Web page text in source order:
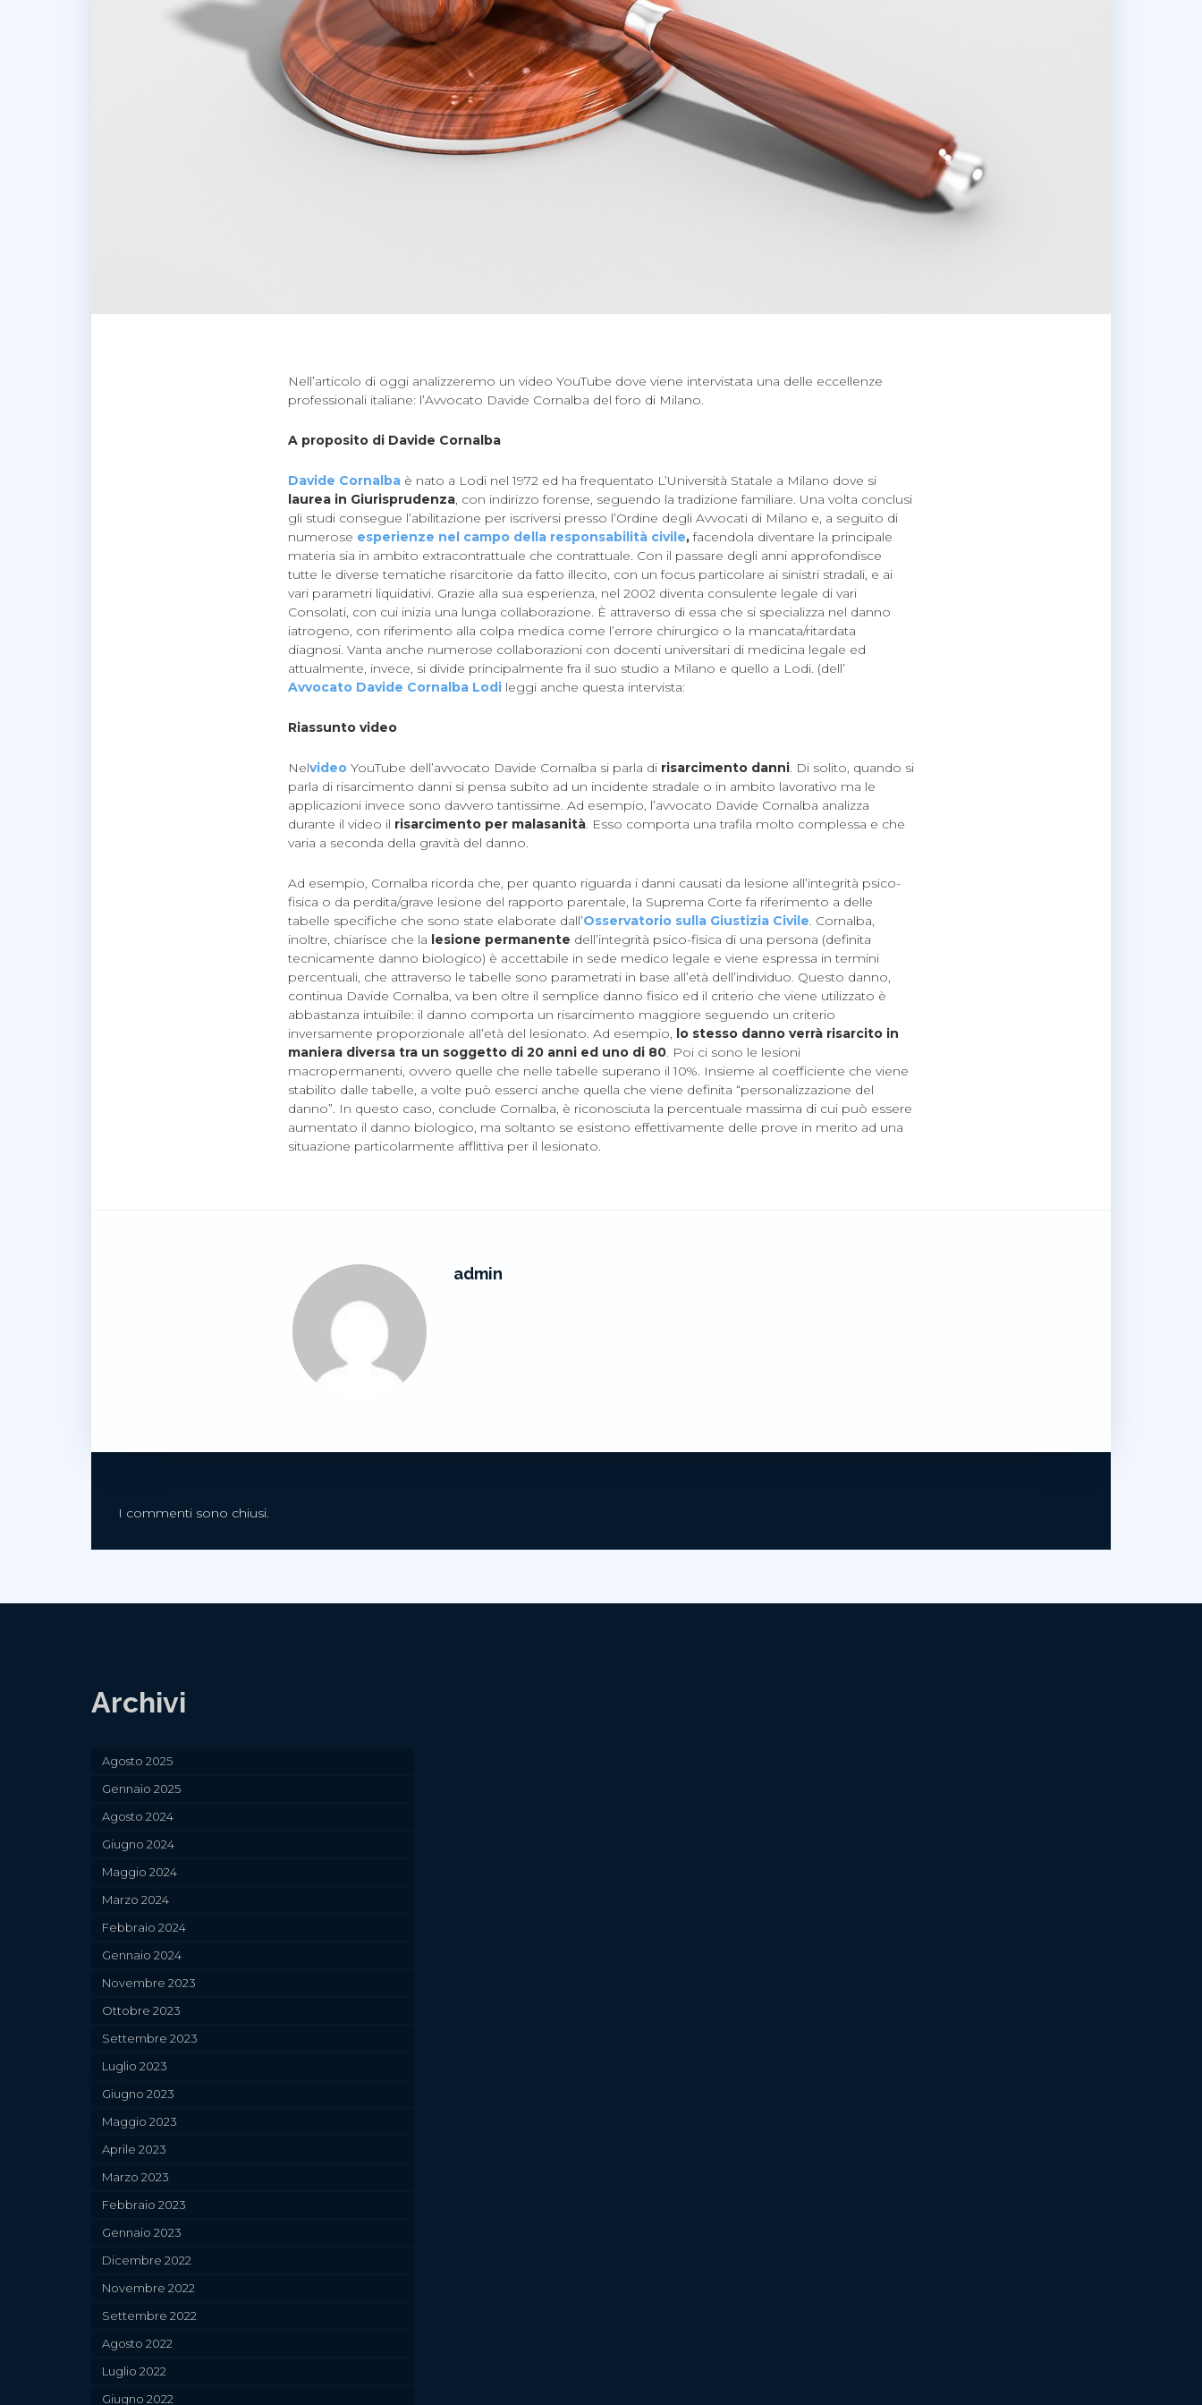
Nell’articolo di oggi analizzeremo un video YouTube dove viene intervistata una delle eccellenze
professionali italiane: l’Avvocato Davide Cornalba del foro di Milano.
A proposito di Davide Cornalba
Davide Cornalba è nato a Lodi nel 1972 ed ha frequentato L’Università Statale a Milano dove si
laurea in Giurisprudenza, con indirizzo forense, seguendo la tradizione familiare. Una volta conclusi
gli studi consegue l’abilitazione per iscriversi presso l’Ordine degli Avvocati di Milano e, a seguito di
numerose esperienze nel campo della responsabilità civile,facendola diventare la principale
materia sia in ambito extracontrattuale che contrattuale. Con il passare degli anni approfondisce
tutte le diverse tematiche risarcitorie da fatto illecito, con un focus particolare ai sinistri stradali, e ai
vari parametri liquidativi. Grazie alla sua esperienza, nel 2002 diventa consulente legale di vari
Consolati, con cui inizia una lunga collaborazione. È attraverso di essa che si specializza nel danno
iatrogeno, con riferimento alla colpa medica come l’errore chirurgico o la mancata/ritardata
diagnosi. Vanta anche numerose collaborazioni con docenti universitari di medicina legale ed
attualmente, invece, si divide principalmente fra il suo studio a Milano e quello a Lodi. (dell’
Avvocato Davide Cornalba Lodi leggi anche questa intervista:
Riassunto video
Nelvideo YouTube dell’avvocato Davide Cornalba si parla di risarcimento danni. Di solito, quando si
parla di risarcimento danni si pensa subito ad un incidente stradale o in ambito lavorativo ma le
applicazioni invece sono davvero tantissime. Ad esempio, l’avvocato Davide Cornalba analizza
durante il video il risarcimento per malasanità. Esso comporta una trafila molto complessa e che
varia a seconda della gravità del danno.
Ad esempio, Cornalba ricorda che, per quanto riguarda i danni causati da lesione all’integrità psico-
fisica o da perdita/grave lesione del rapporto parentale, la Suprema Corte fa riferimento a delle
tabelle specifiche che sono state elaborate dall’Osservatorio sulla Giustizia Civile. Cornalba,
inoltre, chiarisce che la lesione permanente dell’integrità psico-fisica di una persona (definita
tecnicamente danno biologico) è accettabile in sede medico legale e viene espressa in termini
percentuali, che attraverso le tabelle sono parametrati in base all’età dell’individuo. Questo danno,
continua Davide Cornalba, va ben oltre il semplice danno fisico ed il criterio che viene utilizzato è
abbastanza intuibile: il danno comporta un risarcimento maggiore seguendo un criterio
inversamente proporzionale all’età del lesionato. Ad esempio, lo stesso danno verrà risarcito in
maniera diversa tra un soggetto di 20 anni ed uno di 80. Poi ci sono le lesioni
macropermanenti, ovvero quelle che nelle tabelle superano il 10%. Insieme al coefficiente che viene
stabilito dalle tabelle, a volte può esserci anche quella che viene definita “personalizzazione del
danno”. In questo caso, conclude Cornalba, è riconosciuta la percentuale massima di cui può essere
aumentato il danno biologico, ma soltanto se esistono effettivamente delle prove in merito ad una
situazione particolarmente afflittiva per il lesionato.
admin
I commenti sono chiusi.
Archivi
Agosto 2025
Gennaio 2025
Agosto 2024
Giugno 2024
Maggio 2024
Marzo 2024
Febbraio 2024
Gennaio 2024
Novembre 2023
Ottobre 2023
Settembre 2023
Luglio 2023
Giugno 2023
Maggio 2023
Aprile 2023
Marzo 2023
Febbraio 2023
Gennaio 2023
Dicembre 2022
Novembre 2022
Settembre 2022
Agosto 2022
Luglio 2022
Giugno 2022